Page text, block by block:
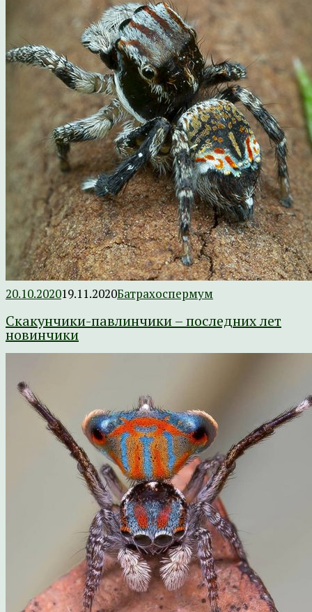
20.10.202019.11.2020Батрахоспермум
Скакунчики-павлинчики – последних лет
новинчики